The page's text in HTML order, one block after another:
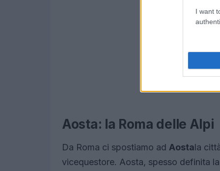
I want
Aosta: la Roma delle Alpi
Da Roma ci spostiamo ad Aostala
vicequestore. Aosta, spesso definita la